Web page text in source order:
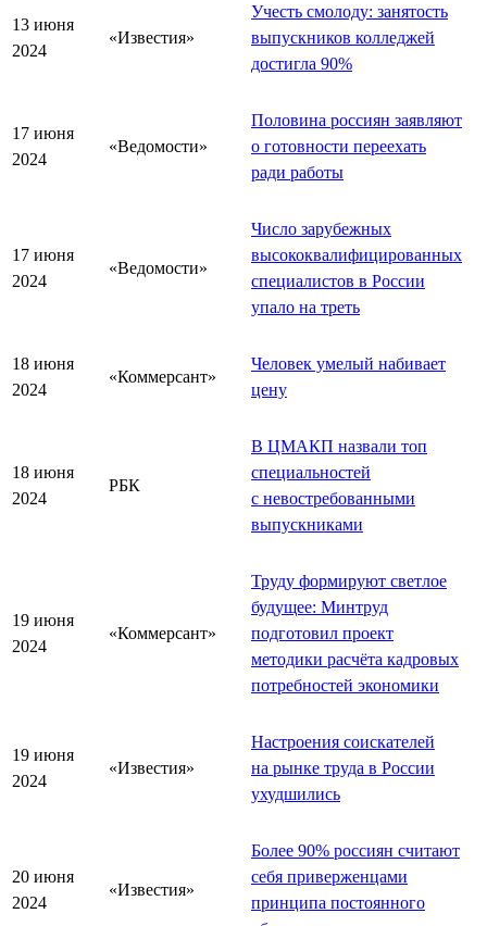
13 июня
2024
«Известия»
Учесть смолоду: занятость
выпускников колледжей
достигла 90%
17 июня
2024
«Ведомости»
Половина россиян заявляют
о готовности переехать
ради работы
17 июня
2024
«Ведомости»
Число зарубежных
высококвалифицированных
специалистов в России
упало на треть
18 июня
2024
«Коммерсант»
Человек умелый набивает
цену
18 июня
2024
РБК
В ЦМАКП назвали топ
специальностей
с невостребованными
выпускниками
19 июня
2024
«Коммерсант»
Труду формируют светлое
будущее: Минтруд
подготовил проект
методики расчёта кадровых
потребностей экономики
19 июня
2024
«Известия»
Настроения соискателей
на рынке труда в России
ухудшились
20 июня
2024
«Известия»
Более 90% россиян считают
себя приверженцами
принципа постоянного